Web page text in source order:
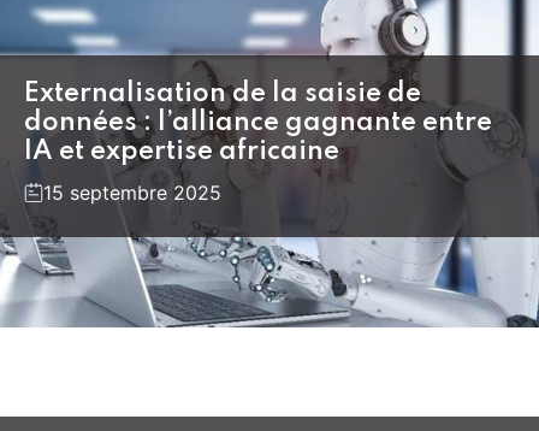
Externalisation de la saisie de
données : l’alliance gagnante entre
IA et expertise africaine
15 septembre 2025